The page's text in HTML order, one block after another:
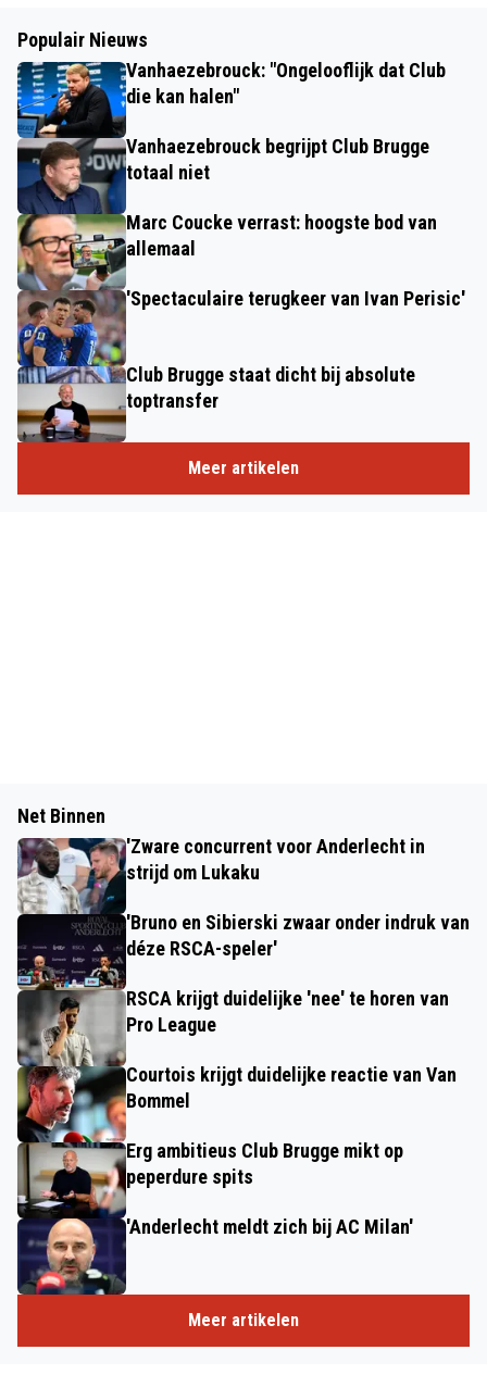
Populair Nieuws
Vanhaezebrouck: "Ongelooflijk dat Club
die kan halen"
Vanhaezebrouck begrijpt Club Brugge
totaal niet
Marc Coucke verrast: hoogste bod van
allemaal
'Spectaculaire terugkeer van Ivan Perisic'
Club Brugge staat dicht bij absolute
toptransfer
Meer artikelen
Net Binnen
'Zware concurrent voor Anderlecht in
strijd om Lukaku
'Bruno en Sibierski zwaar onder indruk van
déze RSCA-speler'
RSCA krijgt duidelijke 'nee' te horen van
Pro League
Courtois krijgt duidelijke reactie van Van
Bommel
Erg ambitieus Club Brugge mikt op
peperdure spits
'Anderlecht meldt zich bij AC Milan'
Meer artikelen